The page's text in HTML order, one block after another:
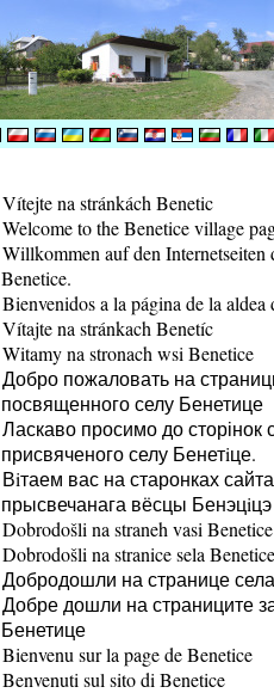
Vítejte na stránkách Benetic
Welcome to the Benetice village
Willkommen auf den Internetseiten
Benetice.
Bienvenidos a la página de la aldea
Vítajte na stránkach Benetíc
Witamy na stronach wsi Benetice
Добро пожаловать на
посвященного селу Бенетице
Ласкаво просимо до сторінок
присвяченого селу Бенетiце.
Вiтаем вас на старонках
прысвечанага вёсцы Бенэцiцэ
Dobrodošli na straneh vasi Benetice
Dobrodošli na stranice sela Benetice
Добродошли на странице
Добре дошли на страниците
Бенетице
Bienvenu sur la page de Benetice
Benvenuti sul sito di Benetice